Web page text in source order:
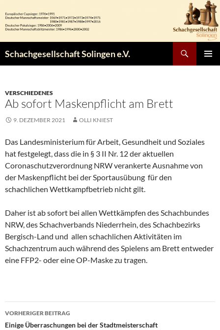
Inhalt
springen
Schachgesellschaft Solingen e.V.
VERSCHIEDENES
Ab sofort Maskenpflicht am Brett
9. DEZEMBER 2021 OLLI KNIEST
Das Landesministerium für Arbeit, Gesundheit und Soziales
hat festgelegt, dass die in § 3 II Nr. 12 der aktuellen
Coronaschutzverordnung NRW verankerte Ausnahme von
der Maskenpflicht bei der Sportausübung für den
schachlichen Wettkampfbetrieb nicht gilt.
Daher ist ab sofort bei allen Wettkämpfen des Schachbundes
NRW, des Schachverbands Niederrhein, des Schachbezirks
Bergisch-Land und allen schachlichen Aktivitäten im
Schachzentrum auch während des Spielens am Brett entweder
eine FFP2- oder eine OP-Maske zu tragen.
Beitragsnavigation
VORHERIGER BEITRAG
Einige Überraschungen bei der Stadtmeisterschaft